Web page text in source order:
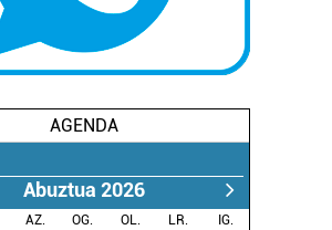
AGENDA
Abuztua 2026
AZ. OG. OL. LR.
IG.